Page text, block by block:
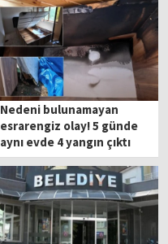
Nedeni bulunamayan
esrarengiz olay! 5 günde
aynı evde 4 yangın çıktı